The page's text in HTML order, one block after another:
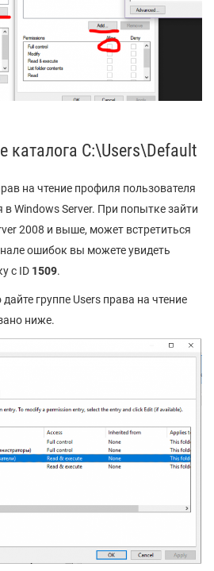
каталога C:\Users\Default
на чтение профиля пользователя
в Windows Server. При попытке зайти
2008 и выше, может встретиться
ошибок вы можете увидеть
с ID 1509.
группе Users права на чтение
ниже.